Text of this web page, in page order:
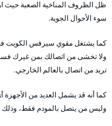
ظل الظروف المناخية الصعبة حيث
سوء الأحوال الجوية.
كما يشتغل مقوي سيرفس الكويت في
ولا تخشى من اتصالك بمن غيرك
تريد من اتصال بالعالم الخارجي.
كما أنه قد يشمل العديد من الأجهزة
وليس من يتصل بالمودم فقط، وذلك